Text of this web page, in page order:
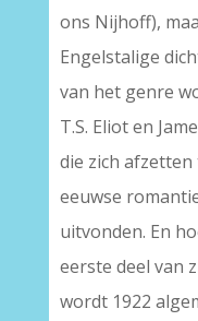
ons Nijhoff),
Engelstalige
van het genre
T.S. Eliot en
die zich
eeuwse
uitvonden. En
eerste deel van
wordt 1922